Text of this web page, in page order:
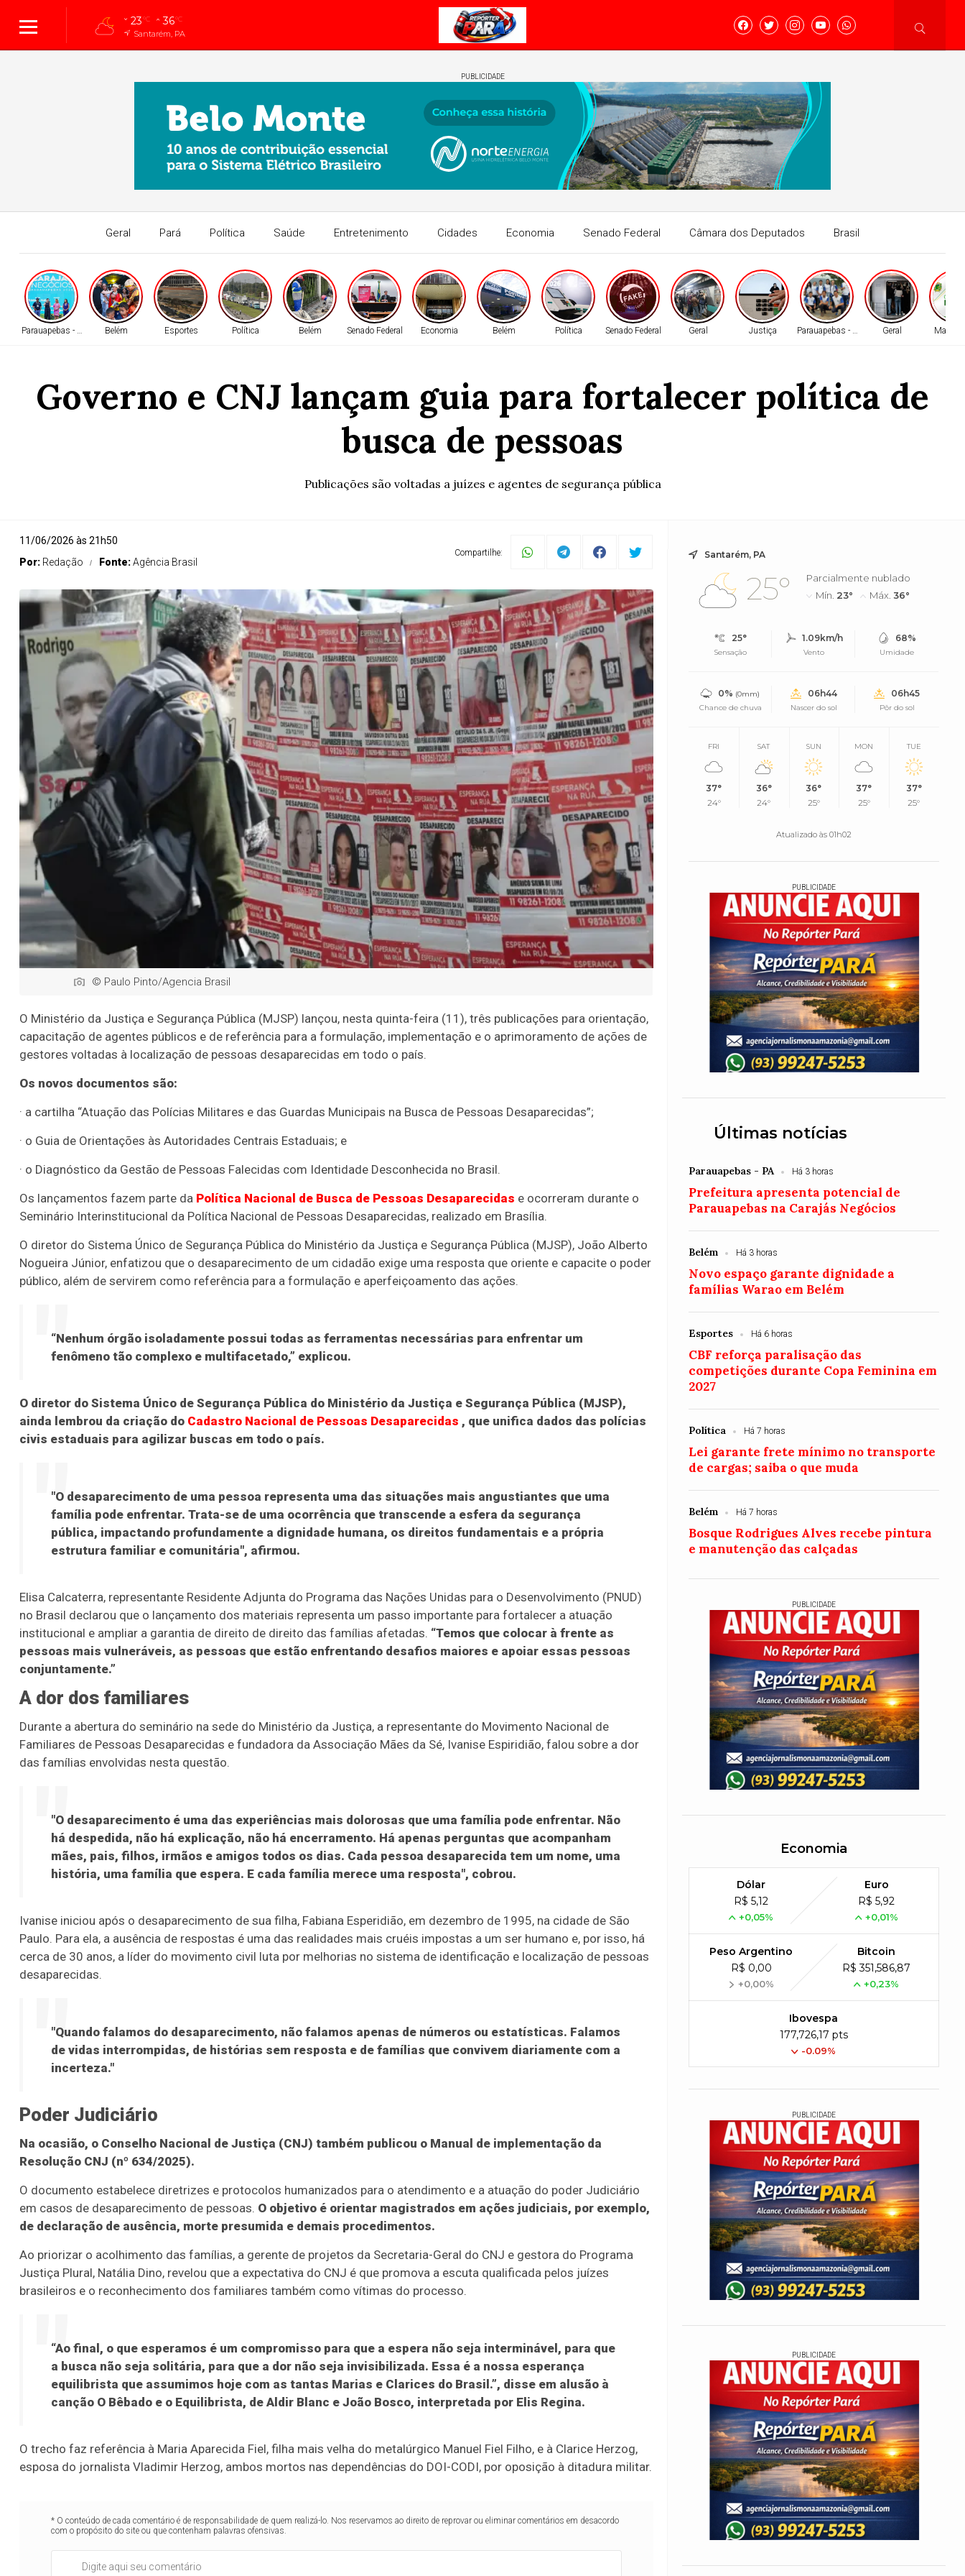
23°C 36°C
Santarém, PA
PUBLICIDADE
Geral Pará Política Saúde Entretenimento Cidades Economia Senado Federal Câmara dos Deputados Brasil
Parauapebas - PA Belém Esportes Política Belém Senado Federal Economia Belém Política Senado Federal Geral Justiça Parauapebas - PA Geral Marabá
Governo e CNJ lançam guia para fortalecer política de
busca de pessoas
Publicações são voltadas a juízes e agentes de segurança pública
11/06/2026 às 21h50
Por: Redação Fonte:Agência Brasil
Compartilhe:
© Paulo Pinto/Agencia Brasil
O Ministério da Justiça e Segurança Pública (MJSP) lançou, nesta quinta-feira (11), três publicações para orientação,
capacitação de agentes públicos e de referência para a formulação, implementação e o aprimoramento de ações de
gestores voltadas à localização de pessoas desaparecidas em todo o país.
Os novos documentos são:
· a cartilha “Atuação das Polícias Militares e das Guardas Municipais na Busca de Pessoas Desaparecidas”;
· o Guia de Orientações às Autoridades Centrais Estaduais; e
· o Diagnóstico da Gestão de Pessoas Falecidas com Identidade Desconhecida no Brasil.
Os lançamentos fazem parte da Política Nacional de Busca de Pessoas Desaparecidas e ocorreram durante o
Seminário Interinstitucional da Política Nacional de Pessoas Desaparecidas, realizado em Brasília.
O diretor do Sistema Único de Segurança Pública do Ministério da Justiça e Segurança Pública (MJSP), João Alberto
Nogueira Júnior, enfatizou que o desaparecimento de um cidadão exige uma resposta que oriente e capacite o poder
público, além de servirem como referência para a formulação e aperfeiçoamento das ações.
“Nenhum órgão isoladamente possui todas as ferramentas necessárias para enfrentar um
fenômeno tão complexo e multifacetado,” explicou.
O diretor do Sistema Único de Segurança Pública do Ministério da Justiça e Segurança Pública (MJSP),
ainda lembrou da criação do Cadastro Nacional de Pessoas Desaparecidas , que unifica dados das polícias
civis estaduais para agilizar buscas em todo o país.
"O desaparecimento de uma pessoa representa uma das situações mais angustiantes que uma
família pode enfrentar. Trata-se de uma ocorrência que transcende a esfera da segurança
pública, impactando profundamente a dignidade humana, os direitos fundamentais e a própria
estrutura familiar e comunitária", afirmou.
Elisa Calcaterra, representante Residente Adjunta do Programa das Nações Unidas para o Desenvolvimento (PNUD)
no Brasil declarou que o lançamento dos materiais representa um passo importante para fortalecer a atuação
institucional e ampliar a garantia de direito de direito das famílias afetadas. “Temos que colocar à frente as
pessoas mais vulneráveis, as pessoas que estão enfrentando desafios maiores e apoiar essas pessoas
conjuntamente.”
A dor dos familiares
Durante a abertura do seminário na sede do Ministério da Justiça, a representante do Movimento Nacional de
Familiares de Pessoas Desaparecidas e fundadora da Associação Mães da Sé, Ivanise Espiridião, falou sobre a dor
das famílias envolvidas nesta questão.
"O desaparecimento é uma das experiências mais dolorosas que uma família pode enfrentar. Não
há despedida, não há explicação, não há encerramento. Há apenas perguntas que acompanham
mães, pais, filhos, irmãos e amigos todos os dias. Cada pessoa desaparecida tem um nome, uma
história, uma família que espera. E cada família merece uma resposta", cobrou.
Ivanise iniciou após o desaparecimento de sua filha, Fabiana Esperidião, em dezembro de 1995, na cidade de São
Paulo. Para ela, a ausência de respostas é uma das realidades mais cruéis impostas a um ser humano e, por isso, há
cerca de 30 anos, a líder do movimento civil luta por melhorias no sistema de identificação e localização de pessoas
desaparecidas.
"Quando falamos do desaparecimento, não falamos apenas de números ou estatísticas. Falamos
de vidas interrompidas, de histórias sem resposta e de famílias que convivem diariamente com a
incerteza."
Poder Judiciário
Na ocasião, o Conselho Nacional de Justiça (CNJ) também publicou o Manual de implementação da
Resolução CNJ (nº 634/2025).
O documento estabelece diretrizes e protocolos humanizados para o atendimento e a atuação do poder Judiciário
em casos de desaparecimento de pessoas. O objetivo é orientar magistrados em ações judiciais, por exemplo,
de declaração de ausência, morte presumida e demais procedimentos.
Ao priorizar o acolhimento das famílias, a gerente de projetos da Secretaria-Geral do CNJ e gestora do Programa
Justiça Plural, Natália Dino, revelou que a expectativa do CNJ é que promova a escuta qualificada pelos juízes
brasileiros e o reconhecimento dos familiares também como vítimas do processo.
“Ao final, o que esperamos é um compromisso para que a espera não seja interminável, para que
a busca não seja solitária, para que a dor não seja invisibilizada. Essa é a nossa esperança
equilibrista que assumimos hoje com as tantas Marias e Clarices do Brasil.”, disse em alusão à
canção O Bêbado e o Equilibrista, de Aldir Blanc e João Bosco, interpretada por Elis Regina.
O trecho faz referência à Maria Aparecida Fiel, filha mais velha do metalúrgico Manuel Fiel Filho, e à Clarice Herzog,
esposa do jornalista Vladimir Herzog, ambos mortos nas dependências do DOI-CODI, por oposição à ditadura militar.
* O conteúdo de cada comentário é de responsabilidade de quem realizá-lo. Nos reservamos ao direito de reprovar ou eliminar comentários em desacordo
com o propósito do site ou que contenham palavras ofensivas.
Santarém, PA
25°
Parcialmente nublado
Mín. 23° Máx.36°
25°
Sensação
1.09km/h
Vento
68%
Umidade
0% (0mm)
Chance de chuva
06h44
Nascer do sol
06h45
Pôr do sol
FRI
37°
24°
SAT
36°
24°
SUN
36°
25°
MON
37°
25°
TUE
37°
25°
Atualizado às 01h02
PUBLICIDADE
Últimas notícias
Parauapebas - PA Há 3 horas
Prefeitura apresenta potencial de
Parauapebas na Carajás Negócios
Belém Há 3 horas
Novo espaço garante dignidade a
famílias Warao em Belém
Esportes Há 6 horas
CBF reforça paralisação das
competições durante Copa Feminina em
2027
Política Há 7 horas
Lei garante frete mínimo no transporte
de cargas; saiba o que muda
Belém Há 7 horas
Bosque Rodrigues Alves recebe pintura
e manutenção das calçadas
PUBLICIDADE
Economia
Dólar
R$ 5,12
+0,05%
Euro
R$ 5,92
+0,01%
Peso Argentino
R$ 0,00
+0,00%
Bitcoin
R$ 351,586,87
+0,23%
Ibovespa
177,726,17 pts
-0.09%
PUBLICIDADE
PUBLICIDADE